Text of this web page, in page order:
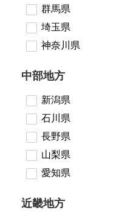
群馬県
埼玉県
神奈川県
中部地方
新潟県
石川県
長野県
山梨県
愛知県
近畿地方